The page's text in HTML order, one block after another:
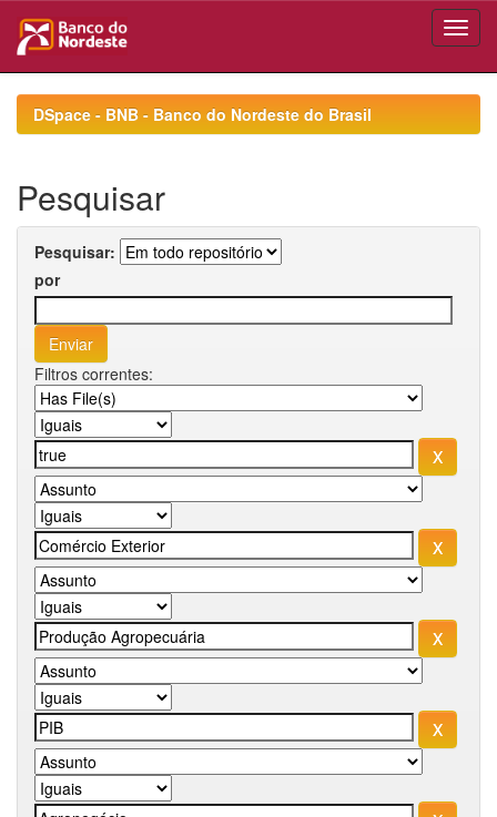
navigationDSpace - BNB - Banco do Nordeste do Brasil
Pesquisar
Pesquisar:
por
Filtros correntes: